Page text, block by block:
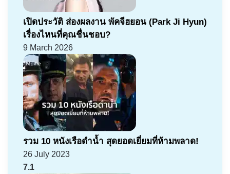
เปิดประวัติ ส่องผลงาน พัคจีฮยอน (Park Ji Hyun)
เรื่องไหนที่คุณชื่นชอบ?
9 March 2026
รวม 10 หนังเรือดำน้ำ สุดยอดเยี่ยมที่ห้ามพลาด!
26 July 2023
7.1